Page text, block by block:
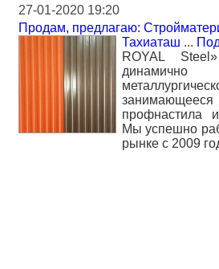
27-01-2020 19:20
Продам, предлагаю:
Тахиаташ ...
ROYAL
динамично
профнастила
Мы успешно
рынке с 2009